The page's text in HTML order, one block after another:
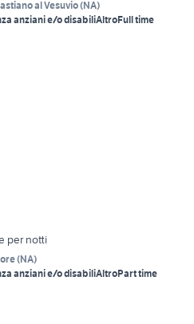
al Vesuvio(NA)
anziani e/o disabiliAltroFull time
per notti
(NA)
anziani e/o disabiliAltroPart time